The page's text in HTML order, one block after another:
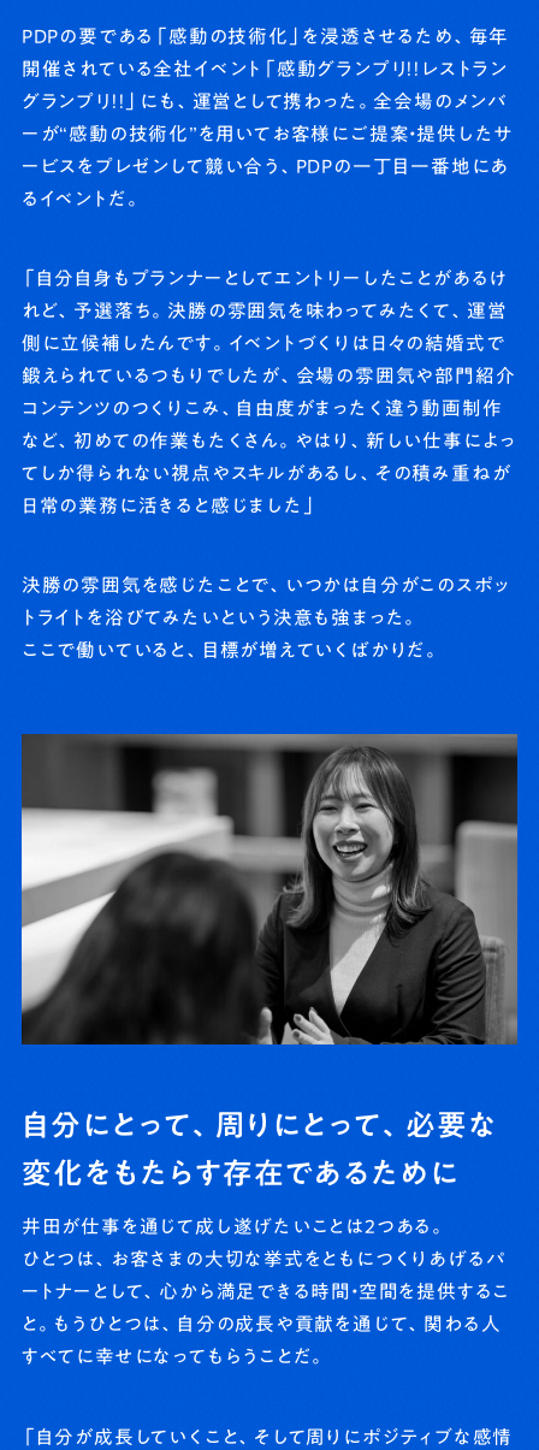
PDPの要である「感動の技術化」を浸透させるため、毎年
開催されている全社イベント「感動グランプリ！！レストラン
グランプリ！！」にも、運営として携わった。全会場のメンバ
ーが“感動の技術化”を用いてお客様にご提案・提供したサ
ービスをプレゼンして競い合う、PDPの一丁目一番地にあ
るイベントだ。
「自分自身もプランナーとしてエントリーしたことがあるけ
れど、予選落ち。決勝の雰囲気を味わってみたくて、運営
側に立候補したんです。イベントづくりは日々の結婚式で
鍛えられているつもりでしたが、会場の雰囲気や部門紹介
コンテンツのつくりこみ、自由度がまったく違う動画制作
など、初めての作業もたくさん。やはり、新しい仕事によっ
てしか得られない視点やスキルがあるし、その積み重ねが
日常の業務に活きると感じました」
決勝の雰囲気を感じたことで、いつかは自分がこのスポッ
トライトを浴びてみたいという決意も強まった。
ここで働いていると、目標が増えていくばかりだ。
自分にとって、周りにとって、必要な
変化をもたらす存在であるために
井田が仕事を通じて成し遂げたいことは2つある。
ひとつは、お客さまの大切な挙式をともにつくりあげるパ
ートナーとして、心から満足できる時間・空間を提供するこ
と。もうひとつは、自分の成長や貢献を通じて、関わる人
すべてに幸せになってもらうことだ。
「自分が成長していくこと、そして周りにポジティブな感情